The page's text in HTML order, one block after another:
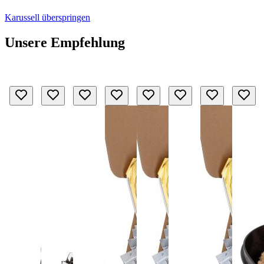
Karussell überspringen
Unsere Empfehlung